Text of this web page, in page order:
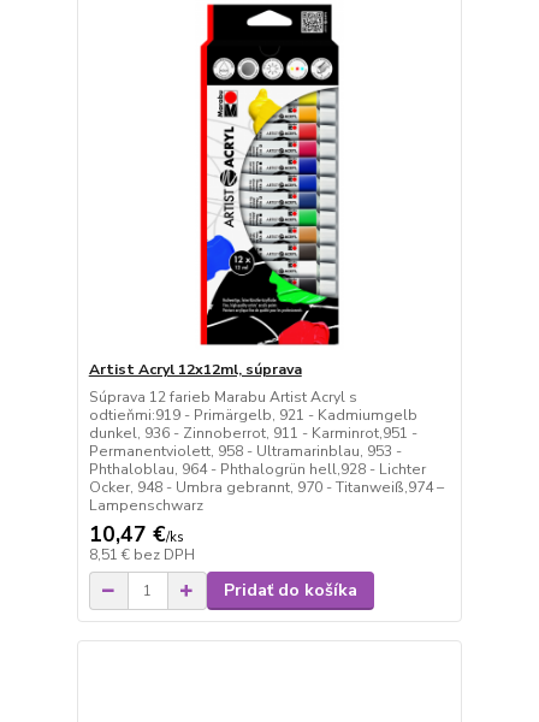
Artist Acryl 12x12ml, súprava
Súprava 12 farieb Marabu Artist Acryl s
odtieňmi:919 - Primärgelb, 921 - Kadmiumgelb
dunkel, 936 - Zinnoberrot, 911 - Karminrot,951 -
Permanentviolett, 958 - Ultramarinblau, 953 -
Phthaloblau, 964 - Phthalogrün hell,928 - Lichter
Ocker, 948 - Umbra gebrannt, 970 - Titanweiß,974 –
Lampenschwarz
10,47 €/ks
8,51 € bez DPH
Pridať do košíka